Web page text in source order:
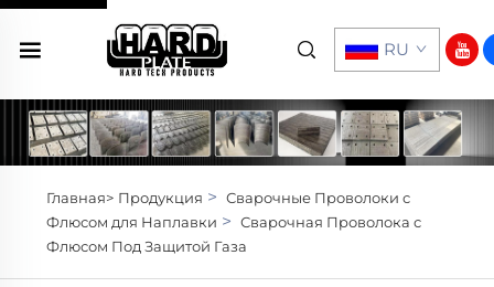
RU
Главная> Продукция > Сварочные Проволоки с
Флюсом для Наплавки > Сварочная Проволока с
Флюсом Под Защитой Газа